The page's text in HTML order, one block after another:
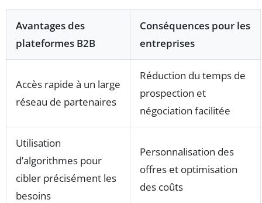
Avantages des
plateformes B2B
Conséquences pour les
entreprises
Accès rapide à un large
réseau de partenaires
Réduction du temps de
prospection et
négociation facilitée
Utilisation
d’algorithmes pour
cibler précisément les
besoins
Personnalisation des
offres et optimisation
des coûts